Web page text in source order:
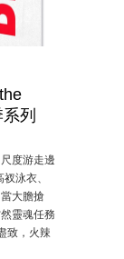
列
度游走邊
衩泳衣、
大膽搶
靈魂任務
致，火辣